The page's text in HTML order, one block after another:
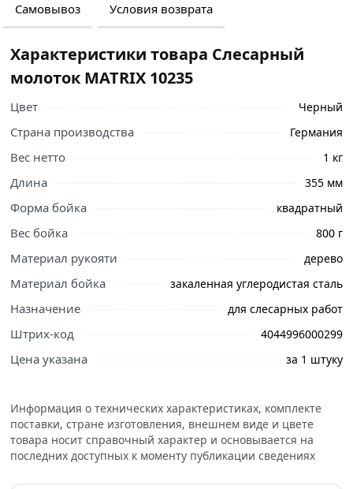
Самовывоз Условия возврата
Ознакомьтесь с подробными характеристиками,
описанием и отзывами о товаре, чтобы сделать
профессиональные менеджеры обработают заказ и
свяжутся с Вами для согласования условий доставки
или самовывоза.
весом 800 г и с деревянной рукояткой служит для
нанесения ударов. Используется при работе с
металлическими заготовками, забивании гвоздей или
дюбелей. Боек с заостренной частью позволяет
Характеристики товара Слесарный
молоток MATRIX 10235
Цвет Черный
Страна производства Германия
Вес нетто 1 кг
Длина 355 мм
Форма бойка квадратный
Вес бойка 800 г
Материал рукояти дерево
Материал бойка закаленная углеродистая сталь
Назначение для слесарных работ
Штрих-код 4044996000299
Цена указана за 1 штуку
Информация о технических характеристиках, комплекте
поставки, стране изготовления, внешнем виде и цвете
товара носит справочный характер и основывается на
последних доступных к моменту публикации сведениях